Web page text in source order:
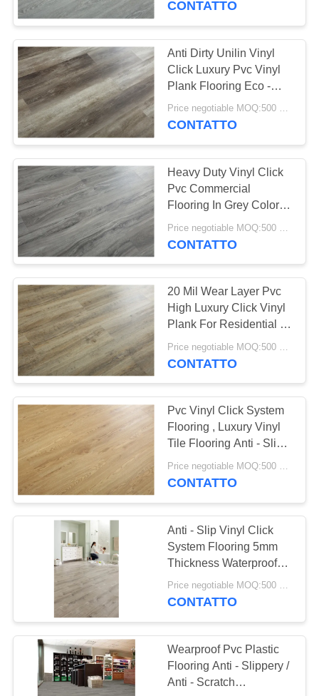
Pavimenti con
sistema di clic in
vinile
37
pavimentazione
posta sciolta del
vinile
15
pavimentazione del
vinile di spc
26
Pavimenti in vinile
WPC
CONTATTO
Anti Dirty Unilin Vinyl
Click Luxury Pvc Vinyl
Plank Flooring Eco -
Friendly
Price negotiable MOQ:500 square meters
CONTATTO
Heavy Duty Vinyl Click
Pvc Commercial
Flooring In Grey Color
4mm Thick
CONTATTO
20 Mil Wear Layer Pvc
High Luxury Click Vinyl
Plank For Residential /
Commercial
Price negotiable MOQ:500 square meters
CONTATTO
Pvc Vinyl Click System
Flooring , Luxury Vinyl
Tile Flooring Anti - Slip
Rate R9
Price negotiable MOQ:500 square meters
CONTATTO
Anti - Slip Vinyl Click
System Flooring 5mm
Thickness Waterproof
Eco Friendly
Price negotiable MOQ:500 square meters
CONTATTO
Wearproof Pvc Plastic
Flooring Anti - Slippery /
Anti - Scratch